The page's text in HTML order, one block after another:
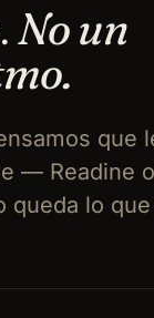
No un
que
— Readine
queda lo